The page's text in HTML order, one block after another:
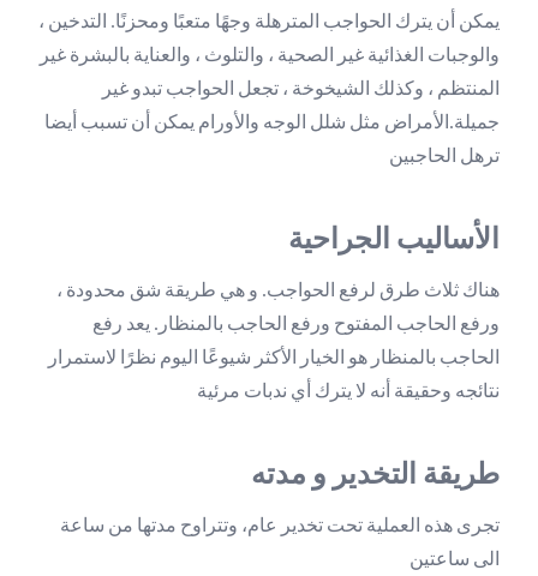
يمكن أن يترك الحواجب المترهلة وجهًا متعبًا ومحزنًا. التدخين ،
والوجبات الغذائية غير الصحية ، والتلوث ، والعناية بالبشرة غير
المنتظم ، وكذلك الشيخوخة ، تجعل الحواجب تبدو غير
جميلة.الأمراض مثل شلل الوجه والأورام يمكن أن تسبب أيضا
ترهل الحاجبين
الأساليب الجراحية
هناك ثلاث طرق لرفع الحواجب. و هي طريقة شق محدودة ،
ورفع الحاجب المفتوح ورفع الحاجب بالمنظار. يعد رفع
الحاجب بالمنظار هو الخيار الأكثر شيوعًا اليوم نظرًا لاستمرار
نتائجه وحقيقة أنه لا يترك أي ندبات مرئية
طريقة التخدير و مدته
تجرى هذه العملية تحت تخدير عام، وتتراوح مدتها من ساعة
الى ساعتين